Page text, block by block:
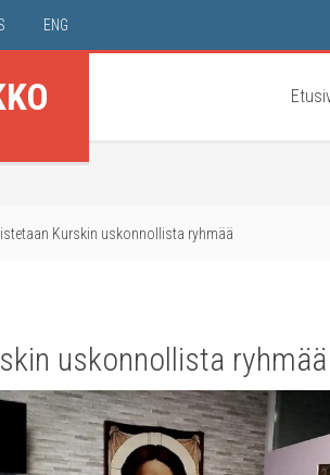
ENG
Kurskin uskonnollista ryhmää
uskonnollista ryhmää